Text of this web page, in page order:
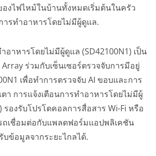
งไฟไหม้ในบ้านทั้งหมดเริ่มต้นในครัว
ารทำอาหารโดยไม่มีผู้ดูแล.
อาหารโดยไม่มีผู้ดูแล (SD42100N1) เป็น
ร่วมกับเซ็นเซอร์ตรวจจับการมีอยู่
เพื่อทำการตรวจจับ AI ขอบและการ
า การแจ้งเตือนการทำอาหารโดยไม่มีผู้
รองรับโปรโตคอลการสื่อสาร Wi-Fi หรือ
ถเชื่อมต่อกับแพลตฟอร์มแอปพลิเคชัน
ข้อมูลจากระยะไกลได้.